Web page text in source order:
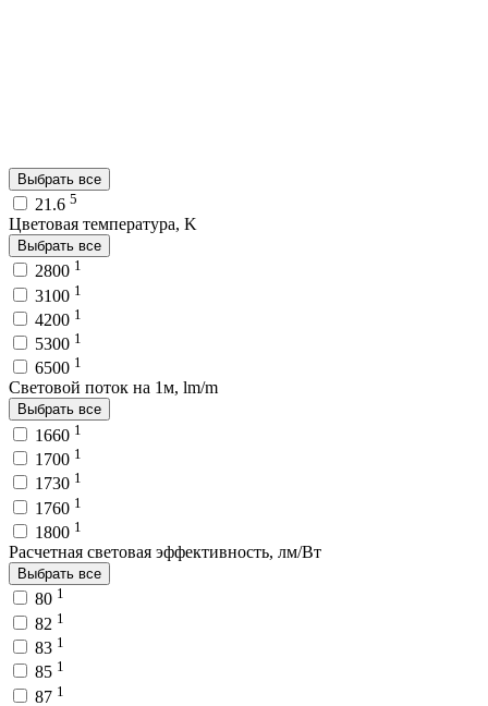
Выбрать все
21.6 5
Цветовая температура, K
Выбрать все
2800 1
3100 1
4200 1
5300 1
6500 1
Световой поток на 1м, lm/m
Выбрать все
1660 1
1700 1
1730 1
1760 1
1800 1
Расчетная световая эффективность, лм/Вт
Выбрать все
80 1
82 1
83 1
85 1
87 1